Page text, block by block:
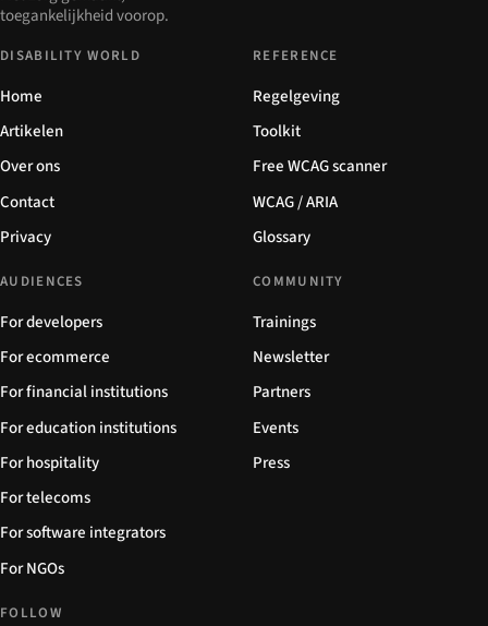
toegankelijkheid voorop.
DISABILITY WORLD
Home
Artikelen
Over ons
Contact
Privacy
REFERENCE
Regelgeving
Toolkit
Free WCAG scanner
WCAG / ARIA
Glossary
AUDIENCES
For developers
For ecommerce
For financial institutions
For education institutions
For hospitality
For telecoms
For software integrators
For NGOs
COMMUNITY
Trainings
Newsletter
Partners
Events
Press
FOLLOW